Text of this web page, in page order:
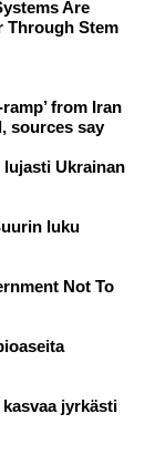
Are
Through Stem
from Iran
sources say
Ukrainan
luku
Not To
jyrkästi